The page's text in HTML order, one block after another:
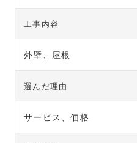
工事内容
外壁、屋根
選んだ理由
サービス、価格